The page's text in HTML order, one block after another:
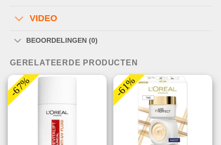
VIDEO
BEOORDELINGEN (0)
GERELATEERDE PRODUCTEN
-67% -61%